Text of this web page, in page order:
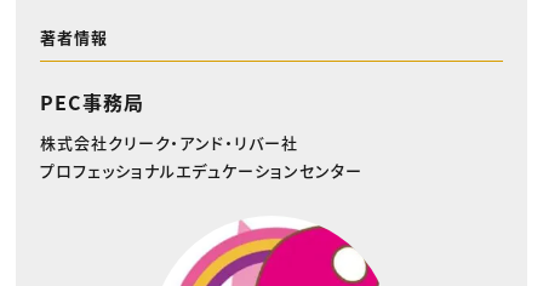
著者情報
PEC事務局
株式会社クリーク・アンド・リバー社
プロフェッショナルエデュケーションセンター